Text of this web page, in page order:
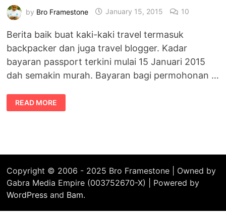
by Bro Framestone January 15, 2015 10
Berita baik buat kaki-kaki travel termasuk
backpacker dan juga travel blogger. Kadar
bayaran passport terkini mulai 15 Januari 2015
dah semakin murah. Bayaran bagi permohonan …
RM200
UNTUK
PERMOHONAN
TAHUN
READ MORE
Copyright © 2006 - 2025 Bro Framestone | Owned by
Gabra Media Empire (003752670-X) | Powered by
WordPress and Bam.